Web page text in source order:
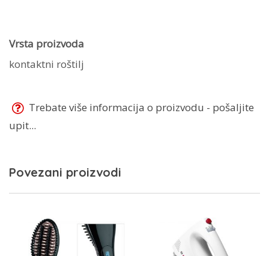
Vrsta proizvoda
kontaktni roštilj
Trebate više informacija o proizvodu - pošaljite
upit...
Povezani proizvodi